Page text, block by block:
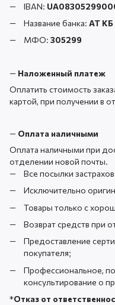
IBAN:
Название банка: АТ
МФО: 305299
— Наложенный платеж
Оплатить стоимость
картой, при получении в
— Оплата наличными
Оплата наличными при
отделении новой почты.
Все посылки
Исключительно
Товары только с
Возврат средств при
Предоставление
покупателя;
Профессиональное,
консультирование о
*Отказ от